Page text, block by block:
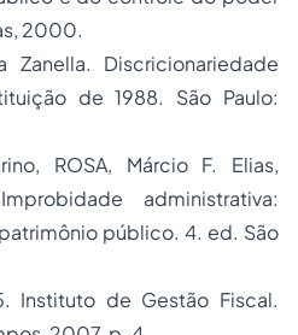
2000.
Zanella. Discricionariedade
de 1988. São Paulo:
ROSA, Márcio F. Elias,
Improbidade administrativa:
público. 4. ed. São
Instituto de Gestão Fiscal.